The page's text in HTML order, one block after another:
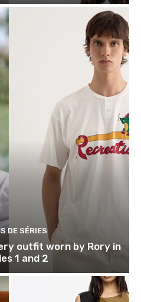
DE SÉRIES
outfit worn by Rory in
1 and 2